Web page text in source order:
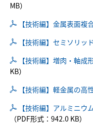
MB）
【技術編】金属表面複
【技術編】セミソリッ
【技術編】増肉・軸成
KB）
【技術編】軽金属の高
【技術編】アルミニ
（PDF形式：942.0 KB）